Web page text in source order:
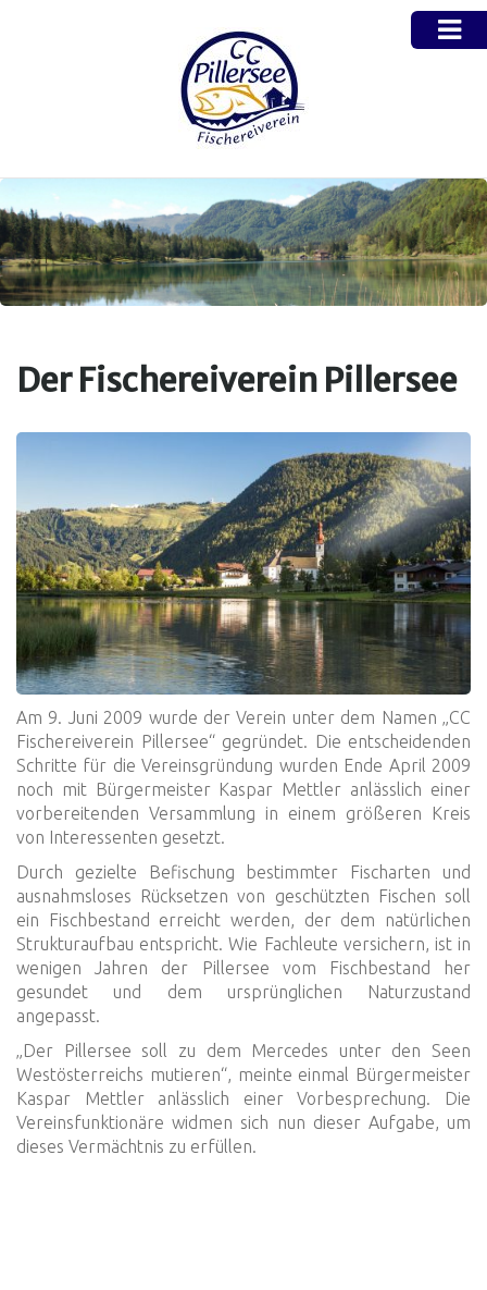
Der Fischereiverein Pillersee
Am 9. Juni 2009 wurde der Verein unter dem Namen „CC
Fischereiverein Pillersee“ gegründet. Die entscheidenden
Schritte für die Vereinsgründung wurden Ende April 2009
noch mit Bürgermeister Kaspar Mettler anlässlich einer
vorbereitenden Versammlung in einem größeren Kreis
von Interessenten gesetzt.
Durch gezielte Befischung bestimmter Fischarten und
ausnahmsloses Rücksetzen von geschützten Fischen soll
ein Fischbestand erreicht werden, der dem natürlichen
Strukturaufbau entspricht. Wie Fachleute versichern, ist in
wenigen Jahren der Pillersee vom Fischbestand her
gesundet und dem ursprünglichen Naturzustand
angepasst.
„Der Pillersee soll zu dem Mercedes unter den Seen
Westösterreichs mutieren“, meinte einmal Bürgermeister
Kaspar Mettler anlässlich einer Vorbesprechung. Die
Vereinsfunktionäre widmen sich nun dieser Aufgabe, um
dieses Vermächtnis zu erfüllen.